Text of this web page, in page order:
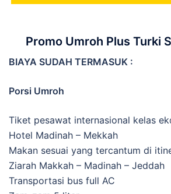
Promo Umroh Plus Turki
BIAYA SUDAH TERMASUK :
Porsi Umroh
Tiket pesawat internasional kelas
Hotel Madinah – Mekkah
Makan sesuai yang tercantum di
Ziarah Makkah – Madinah – Jeddah
Transportasi bus full AC